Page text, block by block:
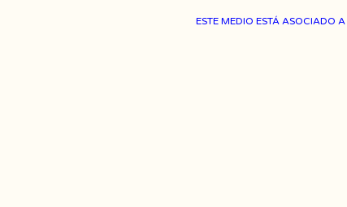
ESTE MEDIO ESTÁ ASOCIADO A